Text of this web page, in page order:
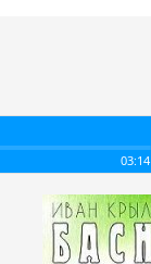
03:14